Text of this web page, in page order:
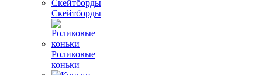
Скейтборды
Роликовые
коньки